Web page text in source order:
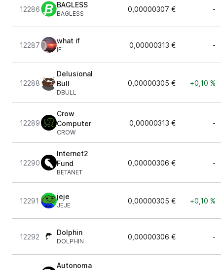
12286
BAGLESS
BAGLESS
0,00000307 € -
12287
what if
IF
0,00000313 € -
12288
Delusional
Bull
DBULL
0,00000305 € +0,10 %
12289
Crow
Computer
CROW
0,00000313 € -
12290
Internet2
Fund
BETANET
0,00000306 € -
12291
jeje
JEJE
0,00000305 € +0,10 %
12292
Dolphin
DOLPHIN
0,00000306 € -
Autonoma